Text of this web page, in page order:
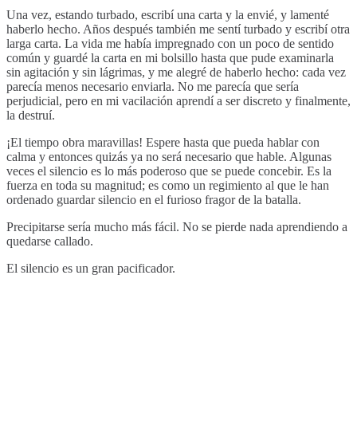
Una vez, estando turbado, escribí una carta y la envié, y lamenté
haberlo hecho. Años después también me sentí turbado y escribí otra
larga carta. La vida me había impregnado con un poco de sentido
común y guardé la carta en mi bolsillo hasta que pude examinarla
sin agitación y sin lágrimas, y me alegré de haberlo hecho: cada vez
parecía menos necesario enviarla. No me parecía que sería
perjudicial, pero en mi vacilación aprendí a ser discreto y finalmente,
la destruí.
¡El tiempo obra maravillas! Espere hasta que pueda hablar con
calma y entonces quizás ya no será necesario que hable. Algunas
veces el silencio es lo más poderoso que se puede concebir. Es la
fuerza en toda su magnitud; es como un regimiento al que le han
ordenado guardar silencio en el furioso fragor de la batalla.
Precipitarse sería mucho más fácil. No se pierde nada aprendiendo a
quedarse callado.
El silencio es un gran pacificador.